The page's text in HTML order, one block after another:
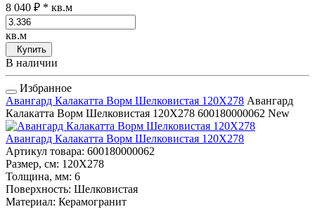
8 040 ₽ * кв.м
кв.м
Купить
В наличии
Избранное
Авангард Калакатта Ворм Шелковистая 120Х278 Авангард
Калакатта Ворм Шелковистая 120Х278 600180000062 New
Авангард Калакатта Ворм Шелковистая 120Х278
Артикул товара: 600180000062
Размер, см: 120Х278
Толщина, мм: 6
Поверхность: Шелковистая
Материал: Керамогранит